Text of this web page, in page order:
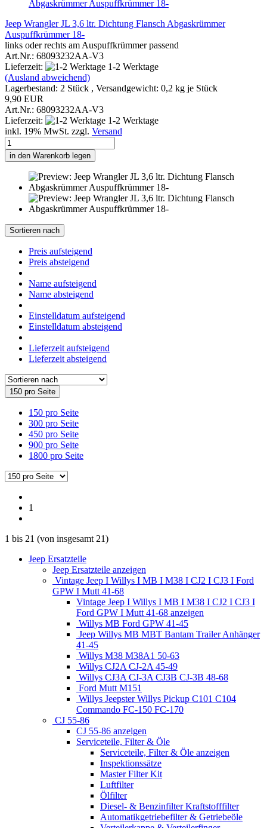
Jeep Wrangler JL 3,6 ltr. Dichtung Flansch Abgaskrümmer
Auspuffkrümmer 18-
links oder rechts am Auspuffkrümmer passend
Art.Nr.: 68093232AA-V3
Lieferzeit:
1-2 Werktage
(Ausland abweichend)
Lagerbestand: 2 Stück , Versandgewicht: 0,2 kg je Stück
9,90 EUR
Art.Nr.: 68093232AA-V3
Lieferzeit:
1-2 Werktage
inkl. 19% MwSt. zzgl. Versand
in den Warenkorb legen
Sortieren nach
Preis aufsteigend
Preis absteigend
Name aufsteigend
Name absteigend
Einstelldatum aufsteigend
Einstelldatum absteigend
Lieferzeit aufsteigend
Lieferzeit absteigend
150 pro Seite
150 pro Seite
300 pro Seite
450 pro Seite
900 pro Seite
1800 pro Seite
1
1 bis 21 (von insgesamt 21)
Jeep Ersatzteile
Jeep Ersatzteile anzeigen
Vintage Jeep I Willys I MB I M38 I CJ2 I CJ3 I Ford
GPW I Mutt 41-68
Vintage Jeep I Willys I MB I M38 I CJ2 I CJ3 I
Ford GPW I Mutt 41-68 anzeigen
Willys MB Ford GPW 41-45
Jeep Willys MB MBT Bantam Trailer Anhänger
41-45
Willys M38 M38A1 50-63
Willys CJ2A CJ-2A 45-49
Willys CJ3A CJ-3A CJ3B CJ-3B 48-68
Ford Mutt M151
Willys Jeepster Willys Pickup C101 C104
Commando FC-150 FC-170
CJ 55-86
CJ 55-86 anzeigen
Serviceteile, Filter & Öle
Serviceteile, Filter & Öle anzeigen
Inspektionssätze
Master Filter Kit
Luftfilter
Ölfilter
Diesel- & Benzinfilter Kraftstofffilter
Automatikgetriebefilter & Getriebeöle